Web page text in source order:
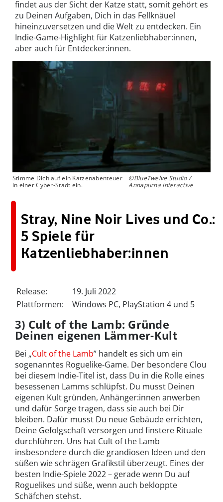
findet aus der Sicht der Katze statt, somit gehört es
zu Deinen Aufgaben, Dich in das Fellknäuel
hineinzuversetzen und die Welt zu entdecken. Ein
Indie-Game-Highlight für Katzenliebhaber:innen,
aber auch für Entdecker:innen.
Stimme Dich auf ein Katzenabenteuer
in einer Cyber-Stadt ein.
©BlueTwelve Studio /
Annapurna Interactive
Stray, Nine Noir Lives und Co.:
5 Spiele für
Katzenliebhaber:innen
Release:
19. Juli 2022
Plattformen:
Windows PC, PlayStation 4 und 5
3) Cult of the Lamb: Gründe
Deinen eigenen Lämmer-Kult
Bei „Cult of the Lamb” handelt es sich um ein
sogenanntes Roguelike-Game. Der besondere Clou
bei diesem Indie-Titel ist, dass Du in die Rolle eines
besessenen Lamms schlüpfst. Du musst Deinen
eigenen Kult gründen, Anhänger:innen anwerben
und dafür Sorge tragen, dass sie auch bei Dir
bleiben. Dafür musst Du neue Gebäude errichten,
Deine Gefolgschaft versorgen und finstere Rituale
durchführen. Uns hat Cult of the Lamb
insbesondere durch die grandiosen Ideen und den
süßen wie schrägen Grafikstil überzeugt. Eines der
besten Indie-Spiele 2022 – gerade wenn Du auf
Roguelikes und süße, wenn auch bekloppte
Schäfchen stehst.